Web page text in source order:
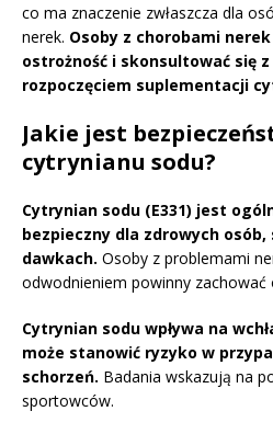
co ma znaczenie zwłaszcza dla
nerek. Osoby z chorobami
ostrożność i skonsultować się
rozpoczęciem suplementacji
Jakie jest
cytrynianu sodu?
Cytrynian sodu (E331) jest
bezpieczny dla zdrowych
dawkach. Osoby z problemami
odwodnieniem powinny zachować
Cytrynian sodu wpływa na
może stanowić ryzyko w
schorzeń. Badania wskazują na
sportowców.